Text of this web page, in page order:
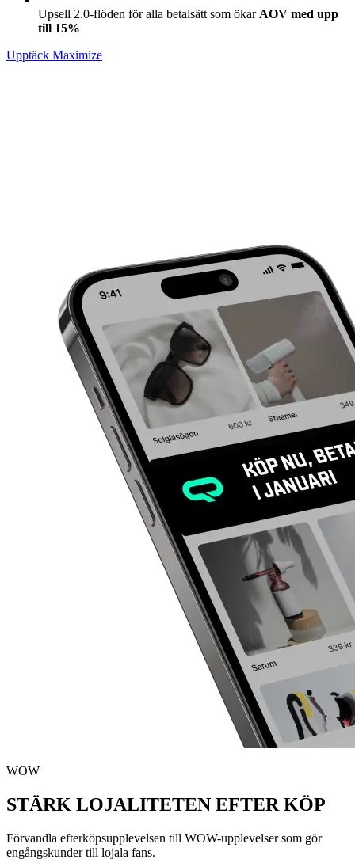
Upsell 2.0-flöden för alla betalsätt som ökar AOV med upp
till 15%
Upptäck Maximize
WOW
STÄRK LOJALITETEN EFTER KÖP
Förvandla efterköpsupplevelsen till WOW-upplevelser som gör
engångskunder till lojala fans.